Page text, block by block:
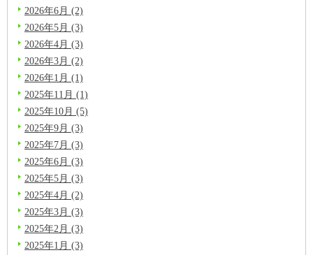
2026年6月 (2)
2026年5月 (3)
2026年4月 (3)
2026年3月 (2)
2026年1月 (1)
2025年11月 (1)
2025年10月 (5)
2025年9月 (3)
2025年7月 (3)
2025年6月 (3)
2025年5月 (3)
2025年4月 (2)
2025年3月 (3)
2025年2月 (3)
2025年1月 (3)